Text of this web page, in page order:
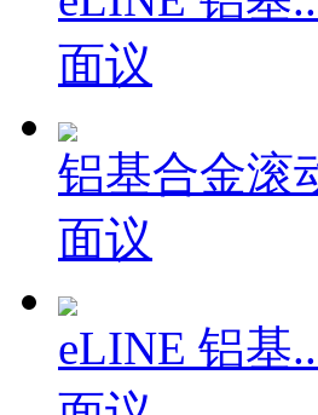
eLINE 铝基
面议
铝基合金滚
面议
eLINE 铝基